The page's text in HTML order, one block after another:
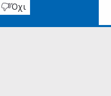
Όχι